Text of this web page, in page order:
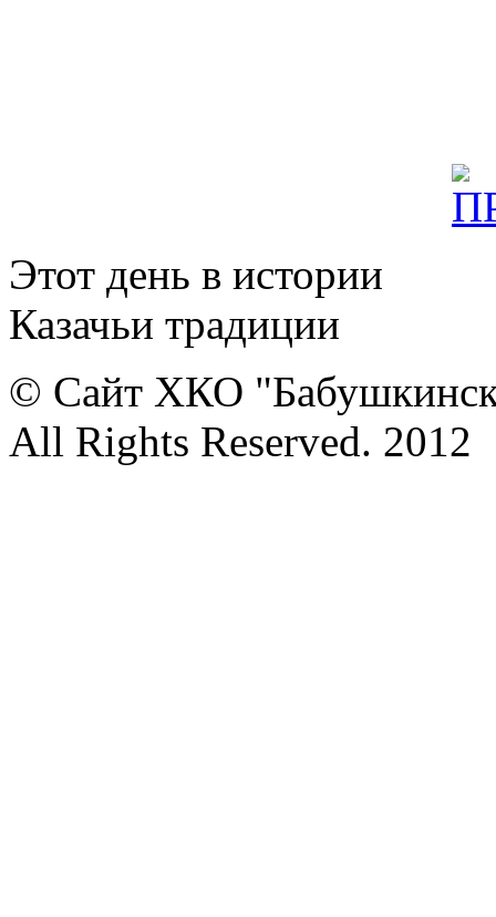
Этот день в истории
Казачьи традиции
© Сайт ХКО
All Rights Reserved. 2012